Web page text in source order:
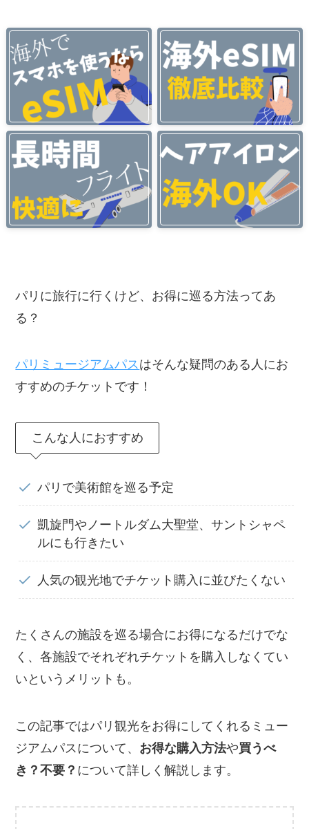
パリに旅行に行くけど、お得に巡る方法ってあ
る？
パリミュージアムパスはそんな疑問のある人にお
すすめのチケットです！
こんな人におすすめ
パリで美術館を巡る予定
凱旋門やノートルダム大聖堂、サントシャペ
ルにも行きたい
人気の観光地でチケット購入に並びたくない
たくさんの施設を巡る場合にお得になるだけでな
く、各施設でそれぞれチケットを購入しなくてい
いというメリットも。
この記事ではパリ観光をお得にしてくれるミュー
ジアムパスについて、 お得な購入方法や買うべ
き？不要？ について詳しく解説します。